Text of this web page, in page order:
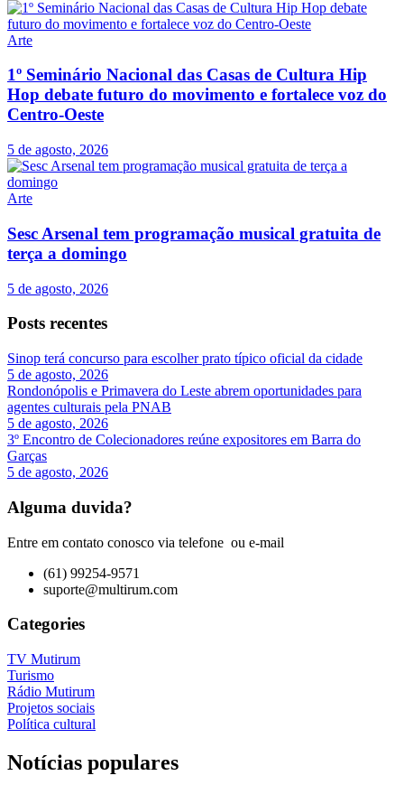
Arte
1º Seminário Nacional das Casas de Cultura Hip
Hop debate futuro do movimento e fortalece voz do
Centro-Oeste
5 de agosto, 2026
Arte
Sesc Arsenal tem programação musical gratuita de
terça a domingo
5 de agosto, 2026
Posts recentes
Sinop terá concurso para escolher prato típico oficial da cidade
5 de agosto, 2026
Rondonópolis e Primavera do Leste abrem oportunidades para
agentes culturais pela PNAB
5 de agosto, 2026
3º Encontro de Colecionadores reúne expositores em Barra do
Garças
5 de agosto, 2026
Alguma duvida?
Entre em contato conosco via telefone ou e-mail
(61) 99254-9571
suporte@multirum.com
Categories
TV Mutirum
Turismo
Rádio Mutirum
Projetos sociais
Política cultural
Notícias populares